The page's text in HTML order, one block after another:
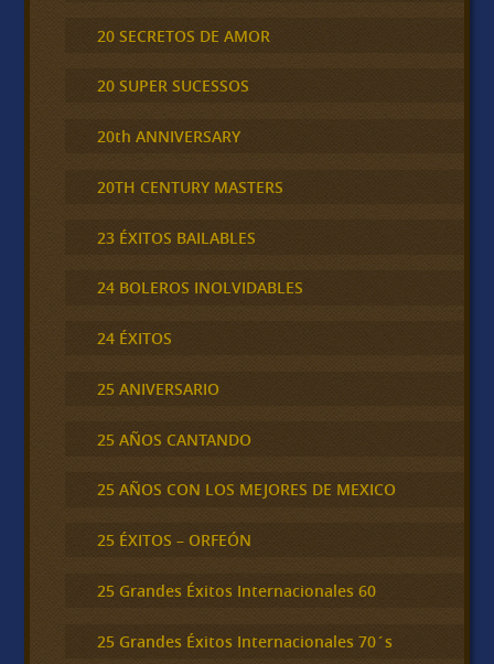
20 SECRETOS DE AMOR
20 SUPER SUCESSOS
20th ANNIVERSARY
20TH CENTURY MASTERS
23 ÉXITOS BAILABLES
24 BOLEROS INOLVIDABLES
24 ÉXITOS
25 ANIVERSARIO
25 AÑOS CANTANDO
25 AÑOS CON LOS MEJORES DE MEXICO
25 ÉXITOS – ORFEÓN
25 Grandes Éxitos Internacionales 60
25 Grandes Éxitos Internacionales 70´s